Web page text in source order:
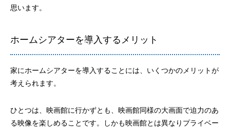
思います。
ホームシアターを導入するメリット
家にホームシアターを導入することには、いくつかのメリットが
考えられます。
ひとつは、映画館に行かずとも、映画館同様の大画面で迫力のあ
る映像を楽しめることです。しかも映画館とは異なりプライベー